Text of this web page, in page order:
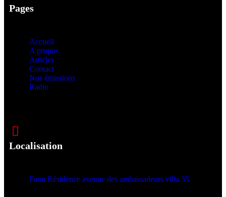
Pages
Accueil
A propos
Articles
Contact
Nos émissions
Radio
Localisation
Fann Résidence avenue des ambassadeurs villa 35